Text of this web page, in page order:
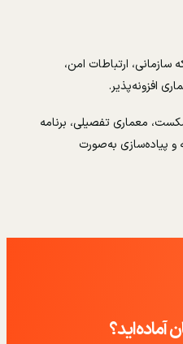
ارتباطات امن،
افزونه‌پذیر.
معماری تفصیلی، برنامه
و پیاده‌سازی به‌صورت
آماده‌اید؟